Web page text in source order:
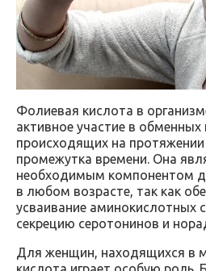
Фолиевая кислота в
активное участие в обменных
происходящих на
промежутка времени. Она
необходимым компонентом
в любом возрасте, так как
усваивание аминокислотных
секрецию серотонинов и
Для женщин, находящихся в